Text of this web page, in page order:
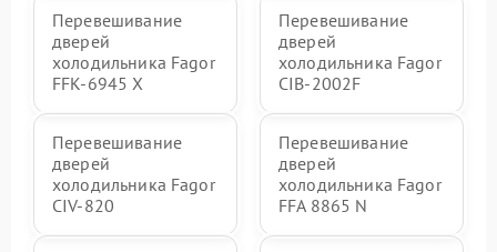
Перевешивание
дверей
холодильника Fagor
FFK-6945 X
Перевешивание
дверей
холодильника Fagor
CIB-2002F
Перевешивание
дверей
холодильника Fagor
CIV-820
Перевешивание
дверей
холодильника Fagor
FFA 8865 N